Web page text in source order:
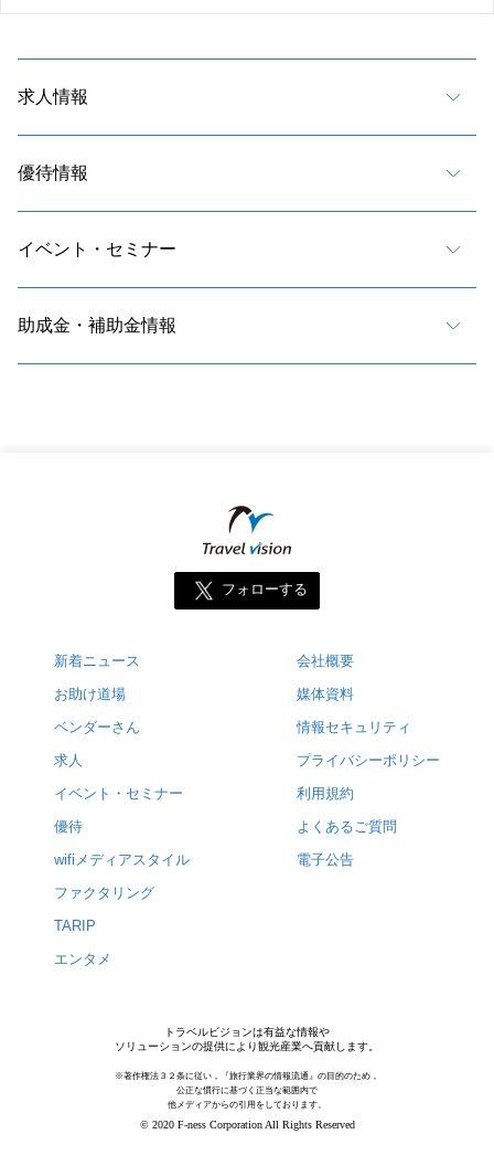
求人情報
優待情報
イベント・セミナー
助成金・補助金情報
フォローする
新着ニュース
お助け道場
ベンダーさん
求人
イベント・セミナー
優待
wifiメディアスタイル
ファクタリング
TARIP
エンタメ
会社概要
媒体資料
情報セキュリティ
プライバシーポリシー
利用規約
よくあるご質問
電子公告
トラベルビジョンは有益な情報や
ソリューションの提供により観光産業へ貢献します。
※著作権法３２条に従い，『旅行業界の情報流通』の目的のため，
公正な慣行に基づく正当な範囲内で
他メディアからの引用をしております。
© 2020 F-ness Corporation All Rights Reserved